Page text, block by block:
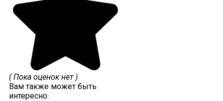
( Пока оценок нет )
Вам также может быть
интересно: